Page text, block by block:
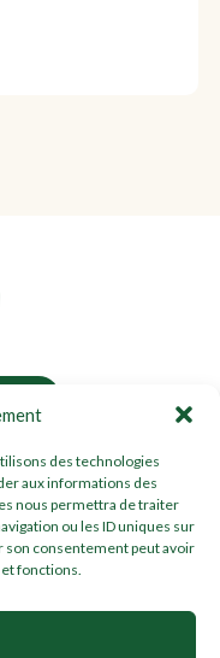
des technologies
aux informations des
nous permettra de traiter
ou les ID uniques sur
son consentement peut avoir
fonctions.
FAQ